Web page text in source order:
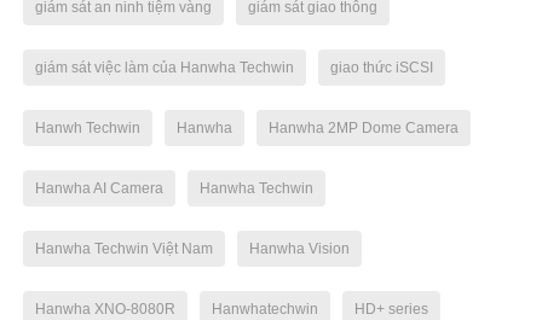
giám sát an ninh tiệm vàng giám sát giao thông
giám sát việc làm của Hanwha Techwin giao thức iSCSI
Hanwh Techwin Hanwha Hanwha 2MP Dome Camera
Hanwha AI Camera Hanwha Techwin
Hanwha Techwin Việt Nam Hanwha Vision
Hanwha XNO-8080R Hanwhatechwin HD+ series